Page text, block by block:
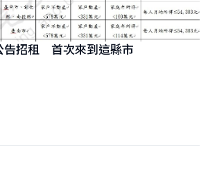
告招租 首次來到這縣市